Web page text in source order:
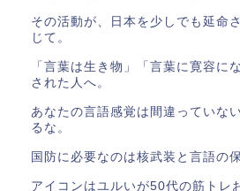
その活動が、日本を少しでも延命
じて。
「言葉は生き物」「言葉に寛容に
された人へ。
あなたの言語感覚は間違っていな
るな。
国防に必要なのは核武装と言語の保
アイコンはユルいが50代の筋トレ